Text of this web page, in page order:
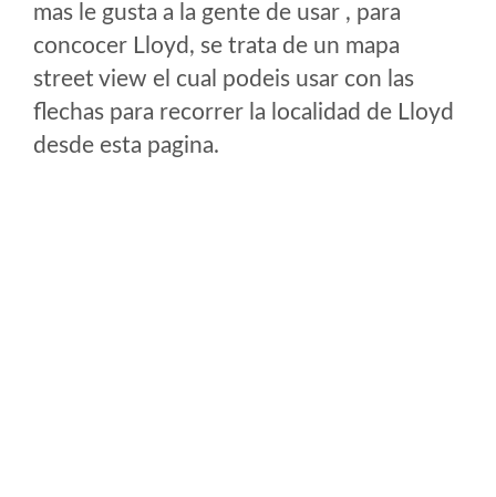
mas le gusta a la gente de usar , para
concocer Lloyd, se trata de un mapa
street view el cual podeis usar con las
flechas para recorrer la localidad de Lloyd
desde esta pagina.